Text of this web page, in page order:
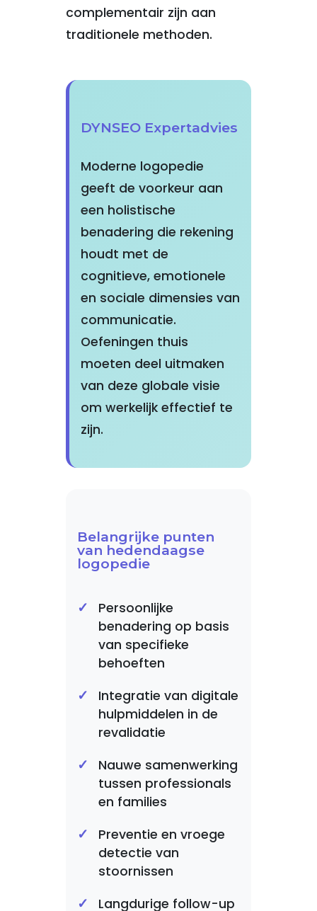
complementair zijn aan
traditionele methoden.
DYNSEO Expertadvies
Moderne logopedie
geeft de voorkeur aan
een holistische
benadering die rekening
houdt met de
cognitieve, emotionele
en sociale dimensies van
communicatie.
Oefeningen thuis
moeten deel uitmaken
van deze globale visie
om werkelijk effectief te
zijn.
Belangrijke punten
van hedendaagse
logopedie
Persoonlijke
benadering op basis
van specifieke
behoeften
Integratie van digitale
hulpmiddelen in de
revalidatie
Nauwe samenwerking
tussen professionals
en families
Preventie en vroege
detectie van
stoornissen
Langdurige follow-up